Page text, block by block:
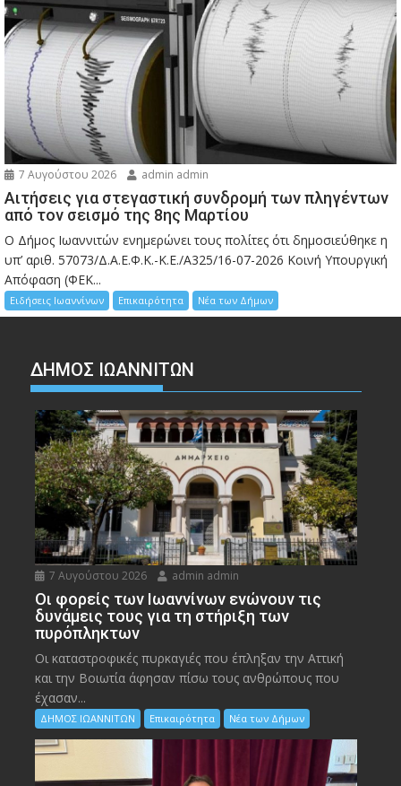
7 Αυγούστου 2026 admin admin
Αιτήσεις για στεγαστική συνδρομή των πληγέντων
από τον σεισμό της 8ης Μαρτίου
Ο Δήμος Ιωαννιτών ενημερώνει τους πολίτες ότι δημοσιεύθηκε η
υπ’ αριθ. 57073/Δ.Α.Ε.Φ.Κ.-Κ.Ε./Α325/16-07-2026 Κοινή Υπουργική
Απόφαση (ΦΕΚ...
Ειδήσεις Ιωαννίνων Επικαιρότητα Νέα των Δήμων
ΔΗΜΟΣ ΙΩΑΝΝΙΤΩΝ
7 Αυγούστου 2026 admin admin
Οι φορείς των Ιωαννίνων ενώνουν τις
δυνάμεις τους για τη στήριξη των
πυρόπληκτων
Οι καταστροφικές πυρκαγιές που έπληξαν την Αττική
και την Bοιωτία άφησαν πίσω τους ανθρώπους που
έχασαν...
ΔΗΜΟΣ ΙΩΑΝΝΙΤΩΝ Επικαιρότητα Νέα των Δήμων